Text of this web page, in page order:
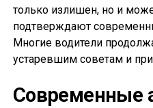
только излишен, но и
подтверждают
Многие водители
устаревшим советам и
Современные